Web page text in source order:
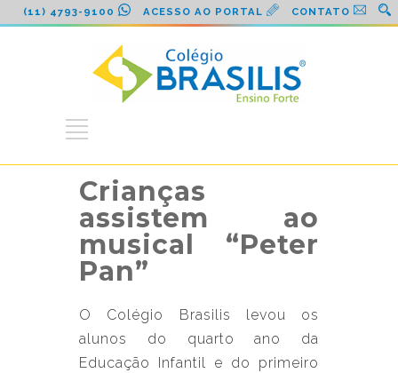
(11) 4793-9100 ACESSO AO PORTAL CONTATO
Crianças
assistem ao
musical “Peter
Pan”
O Colégio Brasilis levou os
alunos do quarto ano da
Educação Infantil e do primeiro